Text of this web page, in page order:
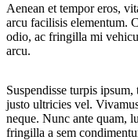
Aenean et tempor eros,
arcu facilisis elementum.
odio, ac fringilla mi
arcu.
Suspendisse turpis
justo ultricies vel.
neque. Nunc ante quam,
fringilla a sem